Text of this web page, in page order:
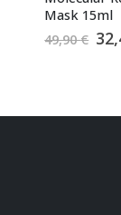
Mask 15ml
49,90€
hind